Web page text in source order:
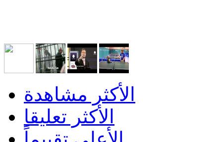
الأكثر مشاهدة
الأكثر تعليقا